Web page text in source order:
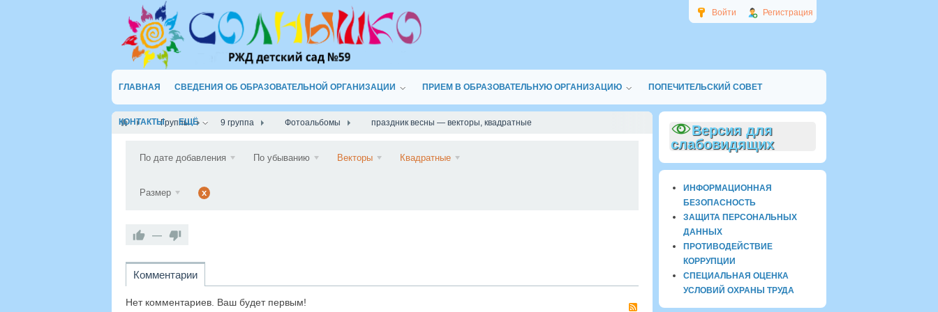
Войти Регистрация
ГЛАВНАЯ СВЕДЕНИЯ ОБ ОБРАЗОВАТЕЛЬНОЙ ОРГАНИЗАЦИИ ПРИЕМ В ОБРАЗОВАТЕЛЬНУЮ ОРГАНИЗАЦИЮ ПОПЕЧИТЕЛЬСКИЙ СОВЕТ
КОНТАКТЫ ЕЩЁ
Группы 9 группа Фотоальбомы праздник весны — векторы, квадратные
По дате добавления По убыванию Векторы Квадратные
Размер x
—
Комментарии
RSS
Нет комментариев. Ваш будет первым!
Версия для
слабовидящих
ИНФОРМАЦИОННАЯ
БЕЗОПАСНОСТЬ
ЗАЩИТА ПЕРСОНАЛЬНЫХ
ДАННЫХ
ПРОТИВОДЕЙСТВИЕ
КОРРУПЦИИ
СПЕЦИАЛЬНАЯ ОЦЕНКА
УСЛОВИЙ ОХРАНЫ ТРУДА